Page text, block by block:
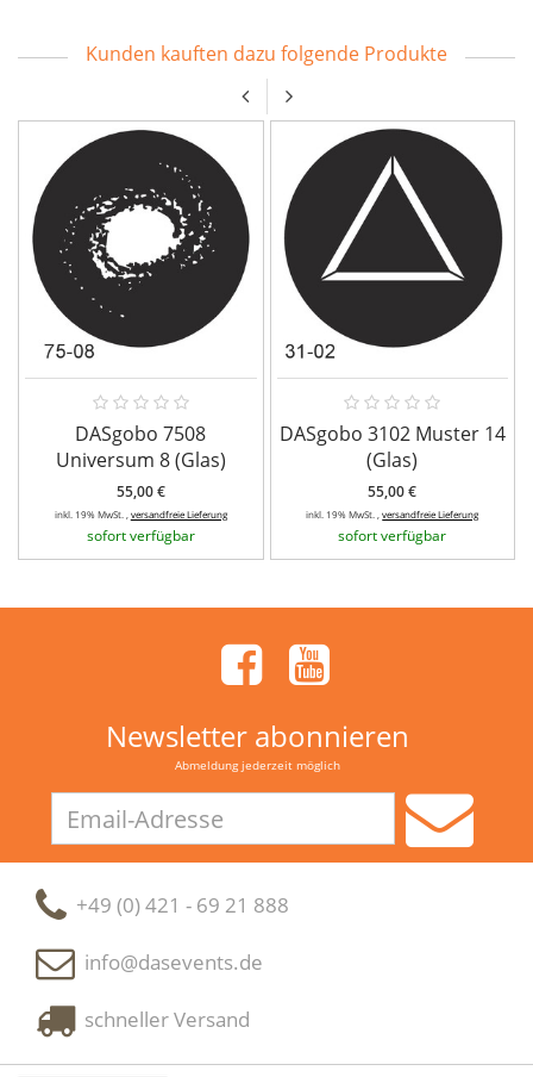
Kunden kauften dazu folgende Produkte
DASgobo 7508
Universum 8 (Glas)
55,00 €
inkl. 19% MwSt. , versandfreie Lieferung
sofort verfügbar
DASgobo 3102 Muster 14
(Glas)
55,00 €
inkl. 19% MwSt. ,versandfreie Lieferung
sofort verfügbar
Newsletter abonnieren
Abmeldung jederzeit möglich
Adresse
+49 (0) 421 - 69 21 888
info@dasevents.de
schneller Versand